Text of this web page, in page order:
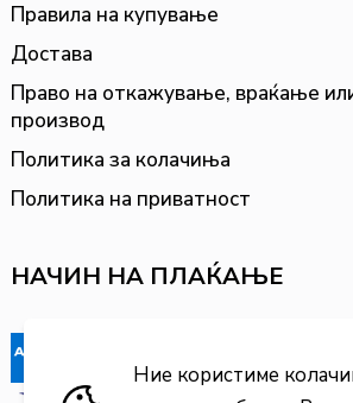
Ние користиме
Правила на купување
Достава
Право на откажување, враќање
производ
Политика за колачиња
Политика на приватност
НАЧИН НА ПЛАЌАЊЕ